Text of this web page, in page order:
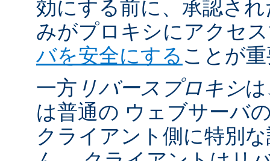
効にする前に、承認さ
みがプロキシにアクセ
バを安全にする ことが
一方 リバースプロキシ
は普通の ウェブサーバ
クライアント側に特別